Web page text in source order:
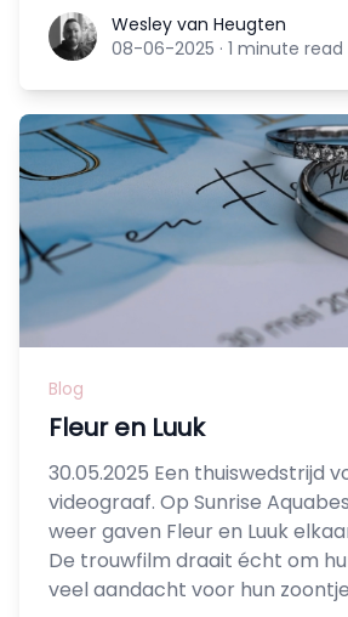
Wesley van Heugten
Wesley van Heugten
08-06-2025 · 1 minute read
Blog
Fleur en Luuk
30.05.2025 Een thuiswedstrijd
videograaf. Op Sunrise
weer gaven Fleur en Luuk
De trouwfilm draait écht om
veel aandacht voor hun